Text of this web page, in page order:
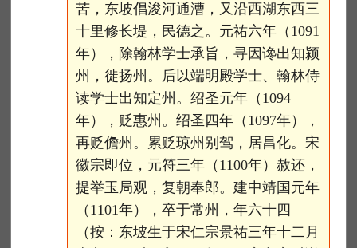
苦，东坡倡浚河通漕，又沿西湖东西三
十里修长堤，民德之。元祐六年（1091
年），除翰林学士承旨，寻因谗出知颍
州，徙扬州。后以端明殿学士、翰林侍
读学士出知定州。绍圣元年（1094
年），贬惠州。绍圣四年（1097年），
再贬儋州。累贬琼州别驾，居昌化。宋
徽宗即位，元符三年（1100年）赦还，
提举玉局观，复朝奉郎。建中靖国元年
（1101年），卒于常州，年六十四
（按：东坡生于宋仁宗景祐三年十二月